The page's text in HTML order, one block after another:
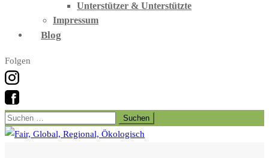
Unterstützer & Unterstützte
Impressum
Blog
Folgen
Suchen
nach: